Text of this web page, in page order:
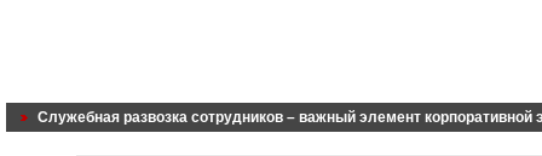
Служебная развозка сотрудников – важный элемент корпоративной